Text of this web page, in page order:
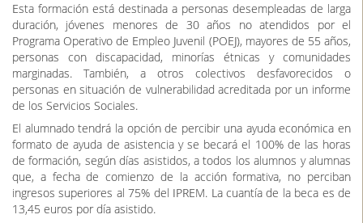
Esta formación está destinada a personas desempleadas de larga
duración, jóvenes menores de 30 años no atendidos por el
Programa Operativo de Empleo Juvenil (POEJ), mayores de 55 años,
personas con discapacidad, minorías étnicas y comunidades
marginadas. También, a otros colectivos desfavorecidos o
personas en situación de vulnerabilidad acreditada por un informe
de los Servicios Sociales.
El alumnado tendrá la opción de percibir una ayuda económica en
formato de ayuda de asistencia y se becará el 100% de las horas
de formación, según días asistidos, a todos los alumnos y alumnas
que, a fecha de comienzo de la acción formativa, no perciban
ingresos superiores al 75% del IPREM. La cuantía de la beca es de
13,45 euros por día asistido.